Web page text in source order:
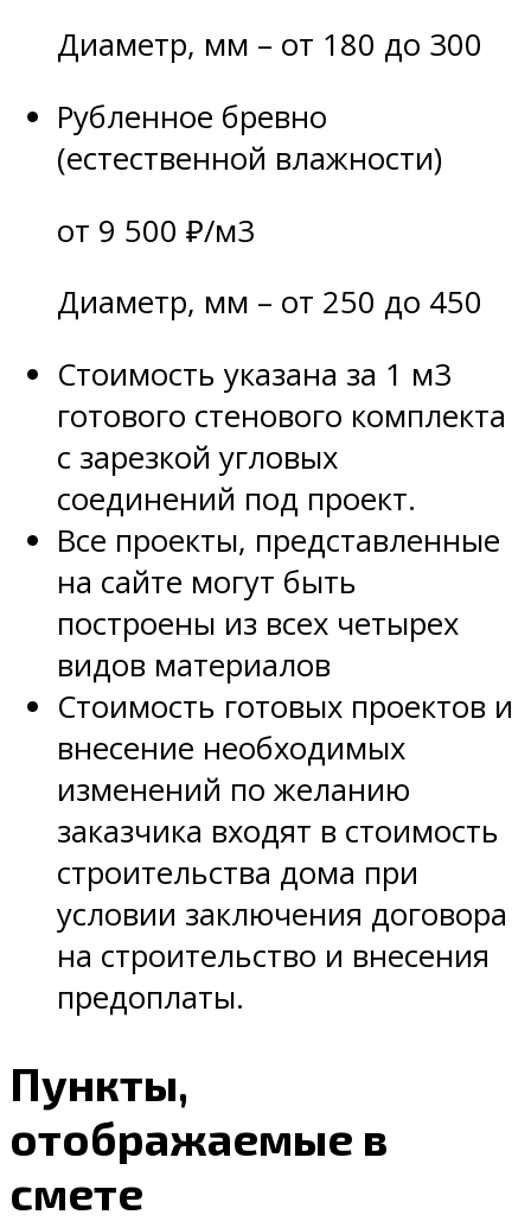
Диаметр, мм – от 180 до 300
Рубленное бревно
(естественной влажности)
от 9 500 ₽/м3
Диаметр, мм – от 250 до 450
Стоимость указана за 1 м3
готового стенового комплекта
с зарезкой угловых
соединений под проект.
Все проекты, представленные
на сайте могут быть
построены из всех четырех
видов материалов
Стоимость готовых проектов и
внесение необходимых
изменений по желанию
заказчика входят в стоимость
строительства дома при
условии заключения договора
на строительство и внесения
предоплаты.
Пункты,
отображаемые в
смете